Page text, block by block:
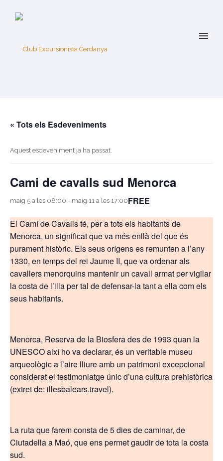
« Tots els Esdeveniments
Aquest esdeveniment ja ha passat.
Cami de cavalls sud Menorca
maig 5 a les 08:00 - maig 11 a les 17:00FREE
El Camí de Cavalls té, per a tots els habitants de
Menorca, un significat que va més enllà del que és
purament històric. Els seus orígens es remunten a l’any
1330, en temps del rei Jaume II, que va ordenar als
cavallers menorquins mantenir un cavall armat per vigilar
la costa de l’illa per tal de defensar-la tant a ella com els
seus habitants.
Menorca, Reserva de la Biosfera des de 1993 quan la
UNESCO així ho va declarar, és un veritable museu
arqueològic a l’aire lliure amb un patrimoni excepcional
considerat el testimoniatge únic d’una cultura prehistòrica
(extret de: illesbalears.travel).
La ruta que farem consta de 5 dies de caminar, de
Ciutadella a Maó, que ens permet gaudir de tota la costa
sud.